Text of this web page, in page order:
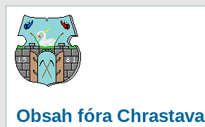
Obsah fóra Chrastava